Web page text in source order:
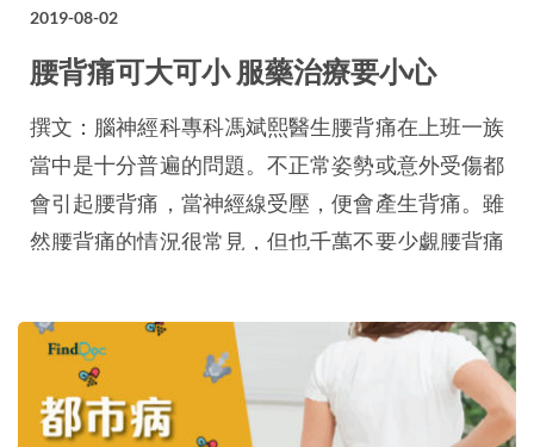
2019-08-02
腰背痛可大可小 服藥治療要小心
撰文：腦神經科專科馮斌熙醫生腰背痛在上班一族
當中是十分普遍的問題。不正常姿勢或意外受傷都
會引起腰背痛，當神經線受壓，便會產生背痛。雖
然腰背痛的情況很常見，但也千萬不要少覷腰背痛
至臀部及腿部，更會造成腿部酸軟，甚至影響步
行。 如果患者的背痛情況只屬輕度，在服用止痛
藥和矯正姿勢後，患者通常都會看到明顯的改善。
但若果患者感到下背持續痛楚，成因就可能比較複